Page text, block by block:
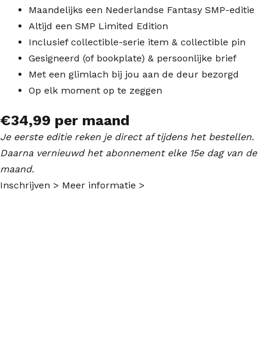
Maandelijks een Nederlandse Fantasy SMP-editie
Altijd een SMP Limited Edition
Inclusief collectible-serie item & collectible pin
Gesigneerd (of bookplate) & persoonlijke brief
Met een glimlach bij jou aan de deur bezorgd
Op elk moment op te zeggen
€34,99 per maand​
Je eerste editie reken je direct af tijdens het bestellen.
Daarna vernieuwd het abonnement elke 15e dag van de
maand.
Inschrijven > Meer informatie >